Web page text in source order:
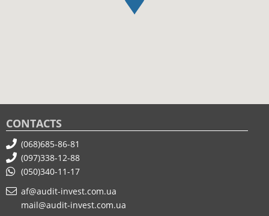
CONTACTS
(068)685-86-81
(097)338-12-88
(050)340-11-17
af@audit-invest.com.ua
mail@audit-invest.com.ua